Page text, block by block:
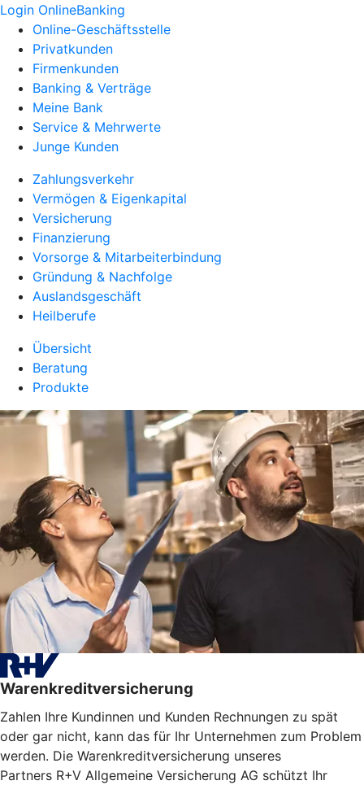
Login OnlineBanking
Online-Geschäftsstelle
Privatkunden
Firmenkunden
Banking & Verträge
Meine Bank
Service & Mehrwerte
Junge Kunden
Zahlungsverkehr
Vermögen & Eigenkapital
Versicherung
Finanzierung
Vorsorge & Mitarbeiterbindung
Gründung & Nachfolge
Auslandsgeschäft
Heilberufe
Übersicht
Beratung
Produkte
Warenkreditversicherung
Zahlen Ihre Kundinnen und Kunden Rechnungen zu spät
oder gar nicht, kann das für Ihr Unternehmen zum Problem
werden. Die Warenkreditversicherung unseres
Partners R+V Allgemeine Versicherung AG schützt Ihr